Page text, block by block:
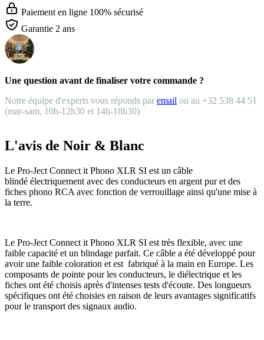
Paiement en ligne 100% sécurisé
Garantie 2 ans
Une question avant de finaliser votre commande ?
Notre équipe d'experts vous réponds par email ou au +32 538 44 51
(mar-sam, 10h-12h30 et 14h-18h30)
L'avis de Noir & Blanc
Le Pro-Ject Connect it Phono XLR SI est un câble
blindé électriquement avec des conducteurs en argent pur et des
fiches phono RCA avec fonction de verrouillage ainsi qu'une mise à
la terre.
Le Pro-Ject Connect it Phono XLR SI est très flexible, avec une
faible capacité et un blindage parfait. Ce câble a été développé pour
avoir une faible coloration et est fabriqué à la main en Europe. Les
composants de pointe pour les conducteurs, le diélectrique et les
fiches ont été choisis après d'intenses tests d'écoute. Des longueurs
spécifiques ont été choisies en raison de leurs avantages significatifs
pour le transport des signaux audio.